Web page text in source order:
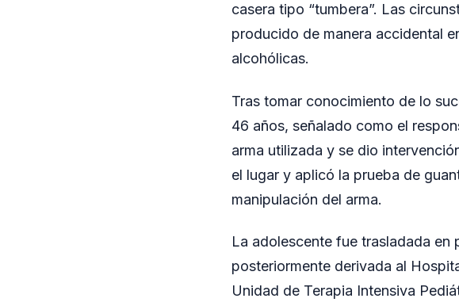
casera tipo “tumbera”. Las
producido de manera accidental
alcohólicas.
Tras tomar conocimiento de lo
46 años, señalado como el
arma utilizada y se dio
el lugar y aplicó la prueba de
manipulación del arma.
La adolescente fue trasladada en
posteriormente derivada al
Unidad de Terapia Intensiva